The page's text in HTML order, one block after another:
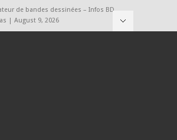
de bandes dessinées – Infos BD,
| August 9, 2026